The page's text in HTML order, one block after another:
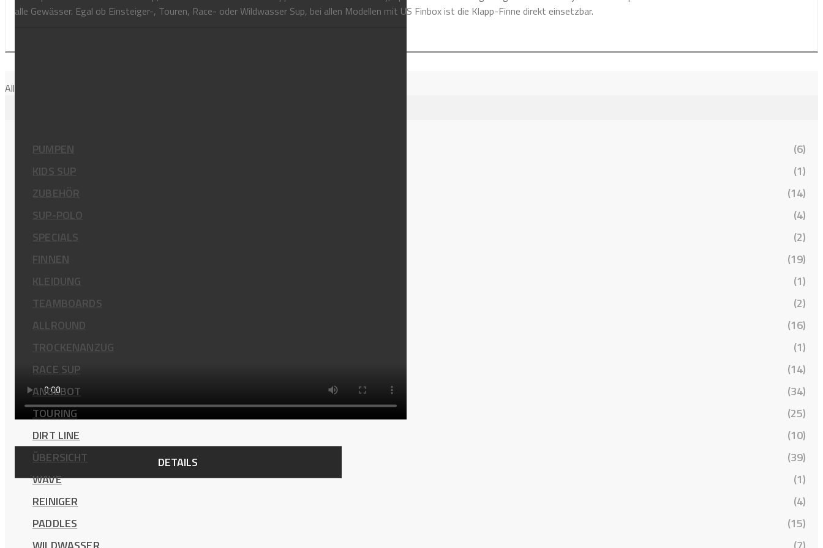
alle Gewässer. Egal ob Einsteiger-, Touren, Race- oder Wildwasser Sup, bei allen Modellen mit US Finbox ist die Klapp-Finne direkt einsetzbar.
DETAILS
Alle 2 Ergebnisse werden angezeigt
PUMPEN
(6)
KIDS SUP
(1)
ZUBEHÖR
(14)
SUP-POLO
(4)
SPECIALS
(2)
FINNEN
(19)
KLEIDUNG
(1)
TEAMBOARDS
(2)
ALLROUND
(16)
TROCKENANZUG
(1)
RACE SUP
(14)
ANGEBOT
(34)
TOURING
(25)
DIRT LINE
(10)
ÜBERSICHT
(39)
WAVE
(1)
REINIGER
(4)
PADDLES
(15)